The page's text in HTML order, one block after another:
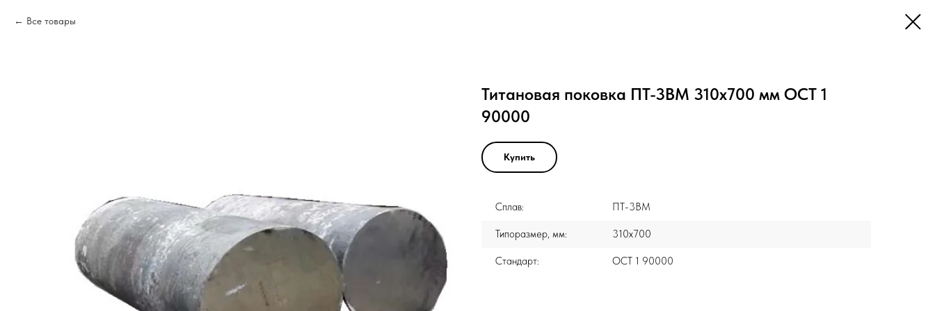
Все товары
Титановая поковка ПТ-3ВМ 310x700 мм ОСТ 1
90000
Купить
Сплав: ПТ-3ВМ
Типоразмер, мм: 310x700
Стандарт: ОСТ 1 90000